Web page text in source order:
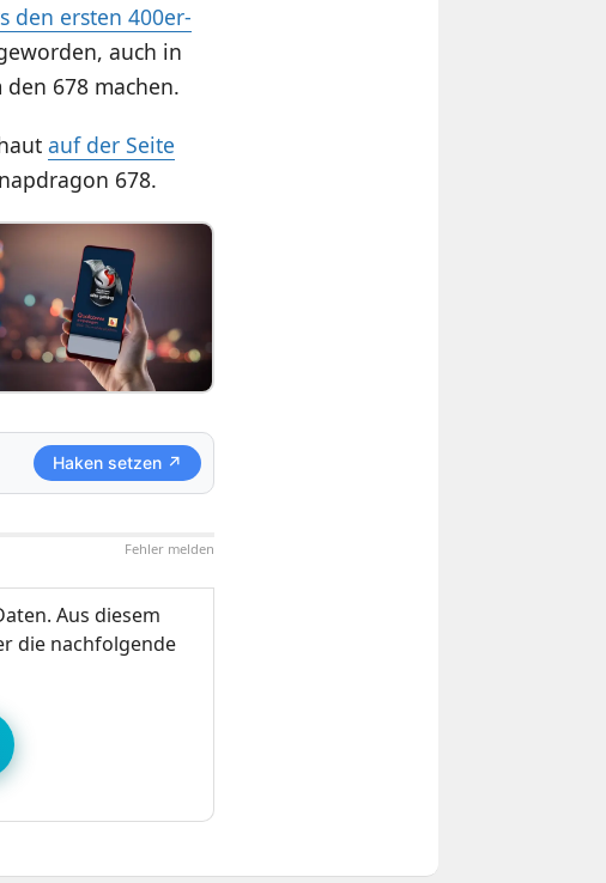
den ersten 400er-
auch in
678 machen.
auf der Seite
678.
Haken setzen ↗
Fehler melden
Aus diesem
die nachfolgende